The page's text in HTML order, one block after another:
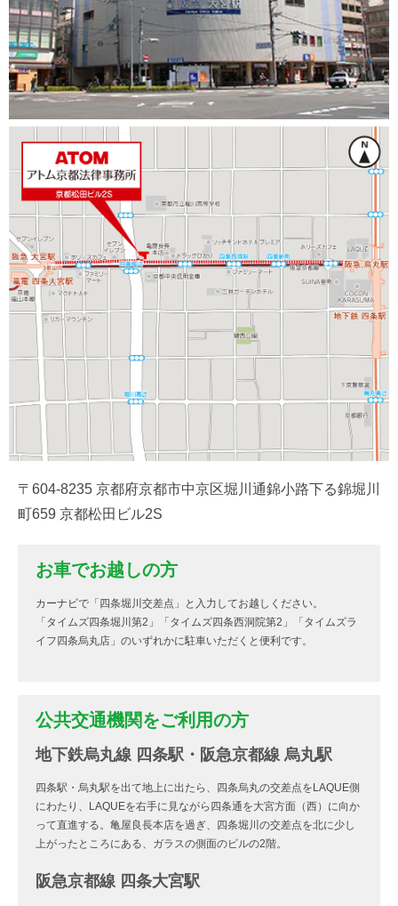
〒604-8235 京都府京都市中京区堀川通錦小路下る錦堀川
町659 京都松田ビル2S
お車でお越しの方
カーナビで「四条堀川交差点」と入力してお越しください。
「タイムズ四条堀川第2」「タイムズ四条西洞院第2」「タイムズラ
イフ四条烏丸店」のいずれかに駐車いただくと便利です。
公共交通機関をご利用の方
地下鉄烏丸線 四条駅・阪急京都線 烏丸駅
四条駅・烏丸駅を出て地上に出たら、四条烏丸の交差点をLAQUE側
にわたり、LAQUEを右手に見ながら四条通を大宮方面（西）に向か
って直進する。亀屋良長本店を過ぎ、四条堀川の交差点を北に少し
上がったところにある、ガラスの側面のビルの2階。
阪急京都線 四条大宮駅